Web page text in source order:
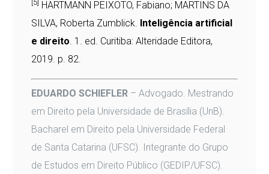
[5] HARTMANN PEIXOTO, Fabiano; MARTINS DA
SILVA, Roberta Zumblick. Inteligência artificial
e direito. 1. ed. Curitiba: Alteridade Editora,
2019. p. 82.
EDUARDO SCHIEFLER – Advogado. Mestrando
em Direito pela Universidade de Brasília (UnB).
Bacharel em Direito pela Universidade Federal
de Santa Catarina (UFSC). Integrante do Grupo
de Estudos em Direito Público (GEDIP/UFSC).